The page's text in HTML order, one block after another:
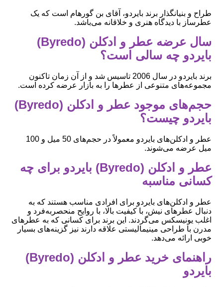
طراح و بنیانگذار برند بایردو، آقای بن گورهام است که یک
عطرساز با دیدگاه هنری و خلاقانه می‌باشد.
سال عرضه عطر و ادکلن (Byredo)
بایردو چه سالی است؟
برند بایردو در سال 2006 تاسیس شد و از آن زمان تاکنون
مجموعه‌های متنوعی از عطرها را به بازار عرضه کرده است.
حجم‌های موجود عطر و ادکلن (Byredo)
بایردو چیست؟
عطر و ادکلن‌های بایردو معمولاً در حجم‌های 50 میل و 100
میل عرضه می‌شوند.
عطر و ادکلن (Byredo) بایردو برای چه
کسانی مناسبه
عطر و ادکلن‌های بایردو برای افرادی مناسب هستند که به
دنبال عطرهای نیش، با کیفیت بالا، با روایح منحصربه‌فرد و
اغلب یونیسکس می‌گردند. این برند برای کسانی که به عطرهای
مدرن با طراحی مینیمالیستی علاقه دارند نیز گزینه‌های بسیار
خوبی ارائه می‌دهد.
راهنمای خرید عطر و ادکلن (Byredo)
بایردو